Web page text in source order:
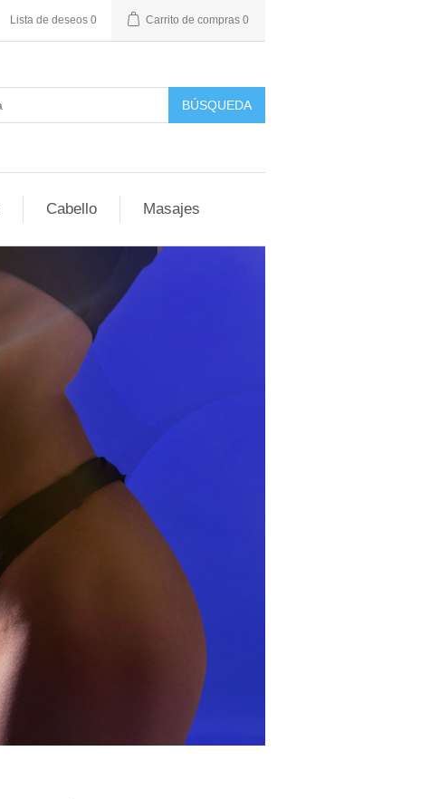
Lista de deseos 0 Carrito de compras 0
BÚSQUEDA
Cabello Masajes